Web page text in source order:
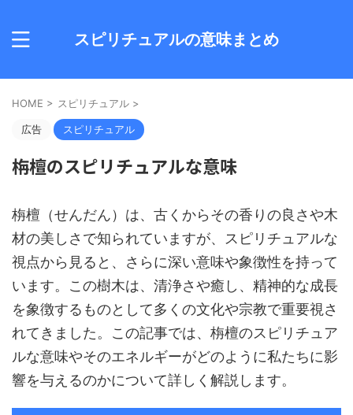
スピリチュアルの意味まとめ
HOME > スピリチュアル >
広告 スピリチュアル
栴檀のスピリチュアルな意味
栴檀（せんだん）は、古くからその香りの良さや木
材の美しさで知られていますが、スピリチュアルな
視点から見ると、さらに深い意味や象徴性を持って
います。この樹木は、清浄さや癒し、精神的な成長
を象徴するものとして多くの文化や宗教で重要視さ
れてきました。この記事では、栴檀のスピリチュア
ルな意味やそのエネルギーがどのように私たちに影
響を与えるのかについて詳しく解説します。